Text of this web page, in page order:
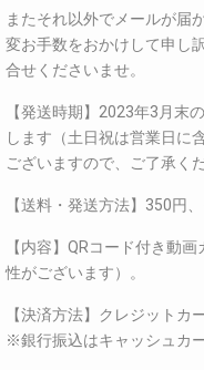
またそれ以外でメールが届
変お手数をおかけして申し
合せくださいませ。
【発送時期】2023年3月末
します（土日祝は営業日に
ございますので、ご了承く
【送料・発送方法】350円
【内容】QRコード付き動
性がございます）。
【決済方法】クレジットカ
※銀行振込はキャッシュカ